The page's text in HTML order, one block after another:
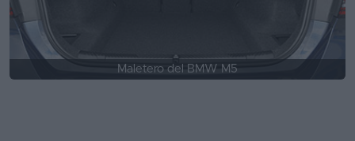
Maletero del BMW M5